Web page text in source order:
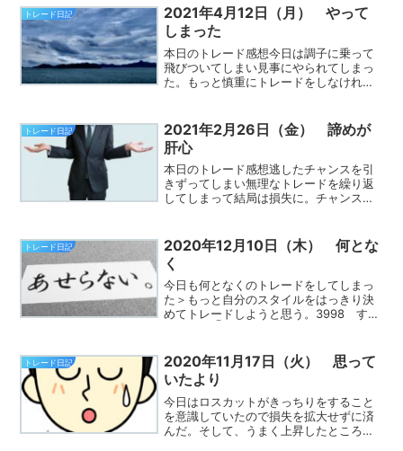
た。もう一度、ファースト利確を徹底し
ようと思う。指数本日のトレ...
トレード日記
2021年4月12日（月） やって
しまった
本日のトレード感想今日は調子に乗って
飛びついてしまい見事にやられてしまっ
た。もっと慎重にトレードをしなければ
2,204円 返済売：2,215円 株
数：...
トレード日記
2021年2月26日（金） 諦めが
肝心
本日のトレード感想逃したチャンスを引
きずってしまい無理なトレードを繰り返
してしまって結局は損失に。チャンスを
数本日のトレード銘柄【3370】 フジタ
コーポレーション 新...
トレード日記
2020年12月10日（木） 何とな
く
今日も何となくのトレードをしてしまっ
た＞もっと自分のスタイルをはっきり決
めてトレードしようと思う。3998 すら
+2,000円 売建利益：+2,00...
トレード日記
2020年11月17日（火） 思って
いたより
今日はロスカットがきっちりをすること
を意識していたので損失を拡大せずに済
んだ。そして、うまく上昇したところで